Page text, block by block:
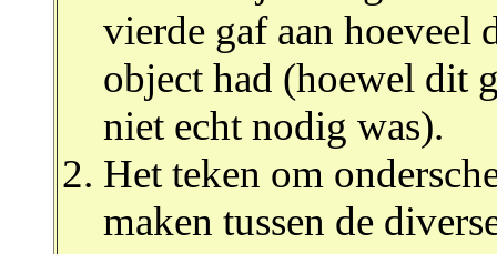
vierde gaf aan hoeveel
object had (hoewel dit
niet echt nodig was).
Het teken om
maken tussen de